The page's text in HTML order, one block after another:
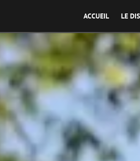
ACCUEIL LE